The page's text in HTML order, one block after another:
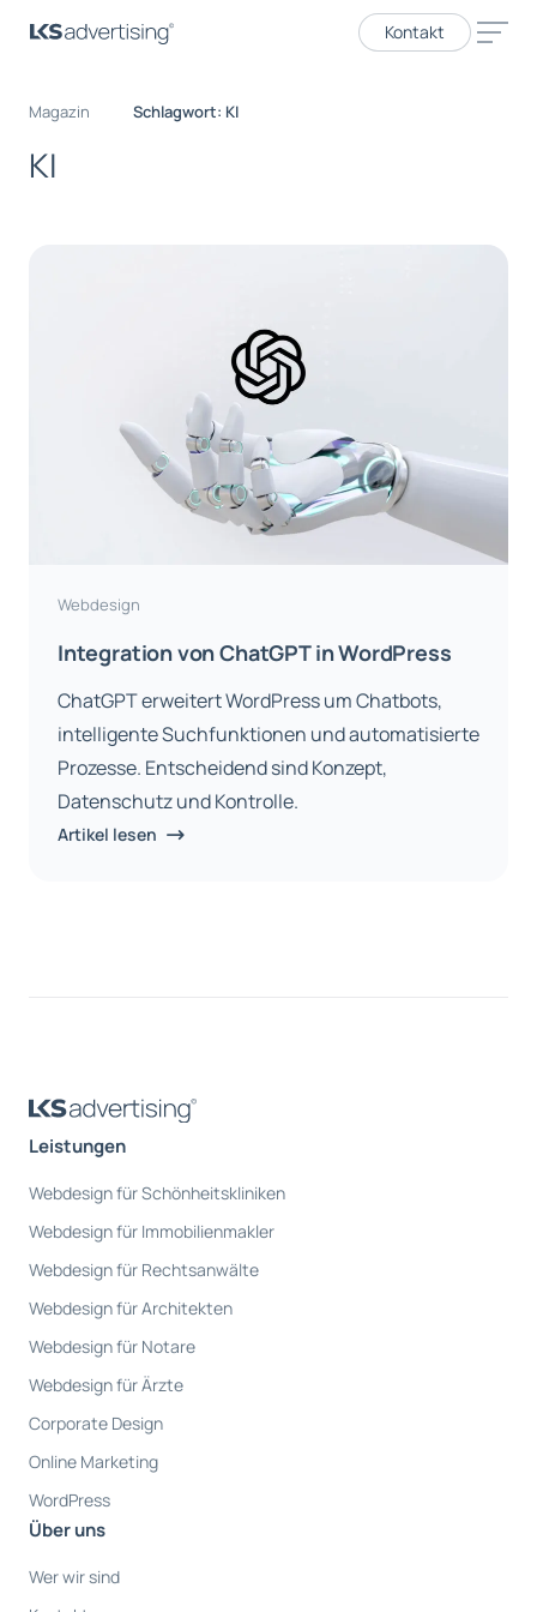
Kontakt
Magazin Schlagwort: KI
KI
Webdesign
Integration von ChatGPT in WordPress
ChatGPT erweitert WordPress um Chatbots,
intelligente Suchfunktionen und automatisierte
Prozesse. Entscheidend sind Konzept,
Datenschutz und Kontrolle.
Artikel lesen
Leistungen
Webdesign für Schönheitskliniken
Webdesign für Immobilienmakler
Webdesign für Rechtsanwälte
Webdesign für Architekten
Webdesign für Notare
Webdesign für Ärzte
Corporate Design
Online Marketing
WordPress
Über uns
Wer wir sind